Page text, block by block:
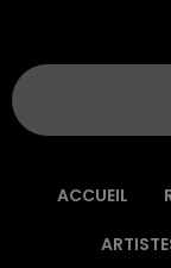
ACCUEIL